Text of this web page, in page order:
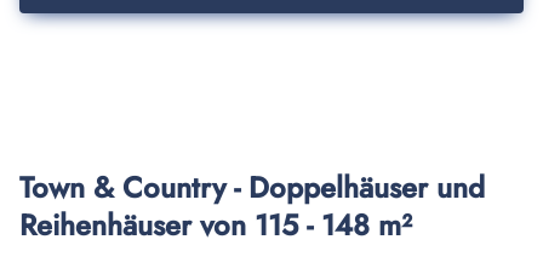
Town & Country - Doppelhäuser und
Reihenhäuser von 115 - 148 m²